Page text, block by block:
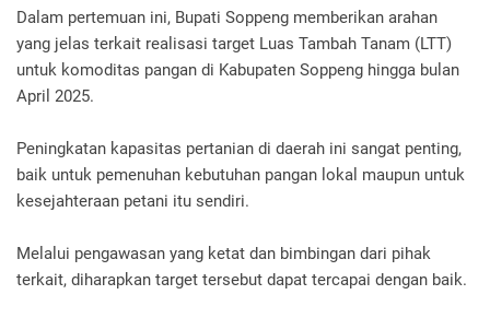
Dalam pertemuan ini, Bupati Soppeng memberikan arahan
yang jelas terkait realisasi target Luas Tambah Tanam (LTT)
untuk komoditas pangan di Kabupaten Soppeng hingga bulan
April 2025.
Peningkatan kapasitas pertanian di daerah ini sangat penting,
baik untuk pemenuhan kebutuhan pangan lokal maupun untuk
kesejahteraan petani itu sendiri.
Melalui pengawasan yang ketat dan bimbingan dari pihak
terkait, diharapkan target tersebut dapat tercapai dengan baik.